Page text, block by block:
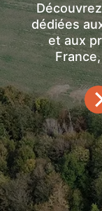
dédiées
et aux